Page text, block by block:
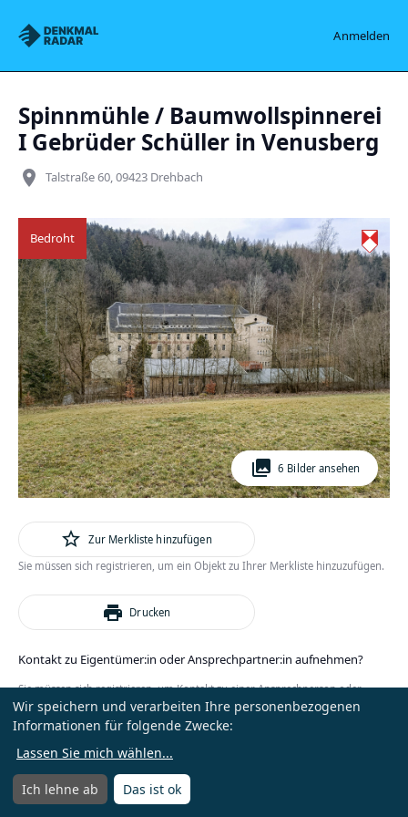
Denkmalradar Anmelden
Menü öffnen
Spinnmühle / Baumwollspinnerei
I Gebrüder Schüller in Venusberg
place Talstraße 60, 09423 Drehbach
photo_library 6 Bilder ansehen
Bedroht
star_outline Zur Merkliste hinzufügen
Sie müssen sich registrieren, um ein Objekt zu Ihrer Merkliste hinzuzufügen.
print Drucken
Kontakt zu Eigentümer:in oder Ansprechpartner:in aufnehmen?
Sie müssen sich registrieren, um Kontakt zu einer Ansprechperson oder
Eigentümer:in zu erhalten.
Anmelden oder
Wir speichern und verarbeiten Ihre personenbezogenen
Informationen für folgende Zwecke:
Lassen Sie mich wählen...
Ich lehne ab Das ist ok